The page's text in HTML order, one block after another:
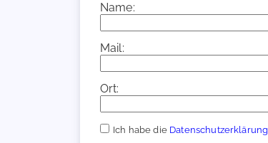
Name:
Mail:
Ort:
Ich habe die Datenschutzerklärung